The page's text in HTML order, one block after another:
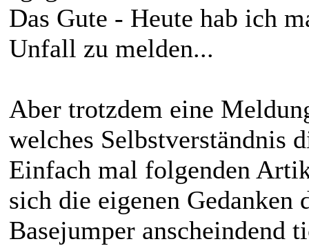
Das Gute - Heute hab ich
Unfall zu melden...
Aber trotzdem eine
welches Selbstverständnis
Einfach mal folgenden
sich die eigenen Gedanken
Basejumper anscheindend